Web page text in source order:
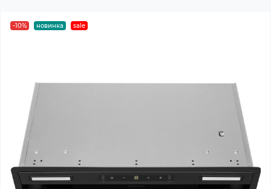
-10% новинка sale